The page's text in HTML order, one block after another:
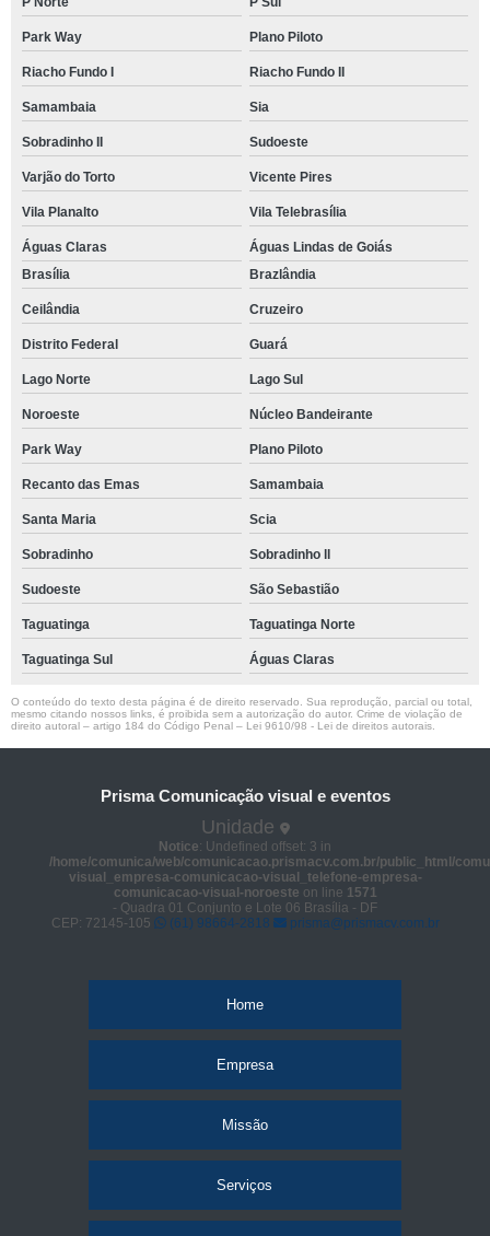
Park Way Plano Piloto
Riacho Fundo I Riacho Fundo II
Samambaia Sia
Sobradinho II Sudoeste
Varjão do Torto Vicente Pires
Vila Planalto Vila Telebrasília
Águas Claras
Águas Lindas de Goiás
Brasília
Brazlândia
Ceilândia Cruzeiro
Distrito Federal Guará
Lago Norte Lago Sul
Noroeste Núcleo Bandeirante
Park Way Plano Piloto
Recanto das Emas Samambaia
Santa Maria Scia
Sobradinho Sobradinho ll
Sudoeste São Sebastião
Taguatinga Taguatinga Norte
Taguatinga Sul Águas Claras
O conteúdo do texto desta página é de direito reservado. Sua reprodução, parcial ou total,
mesmo citando nossos links, é proibida sem a autorização do autor. Crime de violação de
direito autoral – artigo 184 do Código Penal – Lei 9610/98 - Lei de direitos autorais
Prisma Comunicação visual e eventos
Unidade
Notice: Undefined offset: 3 in
/home/comunica/web/comunicacao.prismacv.com.br/public_html/
visual_empresa-comunicacao-visual_telefone-empresa-
comunicacao-visual-noroeste on line 1571
- Quadra 01 Conjunto e Lote 06 Brasília - DF
CEP: 72145-105
(61) 98664-2818 prisma@prismacv.com.br
Home
Empresa
Missão
Serviços